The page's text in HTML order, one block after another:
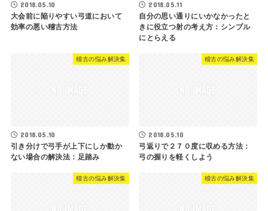
2018.05.10
大会前に陥りやすい弓道において
効率の悪い稽古方法
2018.05.11
自分の思い通りにいかなかったと
きに役立つ射の考え方：シンプル
にとらえる
稽古の悩み解決集
2018.05.10
引き分けで弓手が上下にしか動か
ない場合の解決法：足踏み
稽古の悩み解決集
2018.05.10
弓返りで２７０度に収める方法：
弓の握りを軽くしよう
稽古の悩み解決集 稽古の悩み解決集